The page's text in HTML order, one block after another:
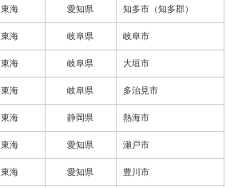
東海 愛知県 知多市（知多郡）
東海 岐阜県 岐阜市
東海 岐阜県 大垣市
東海 岐阜県 多治見市
東海 静岡県 熱海市
東海 愛知県 瀬戸市
東海 愛知県 豊川市